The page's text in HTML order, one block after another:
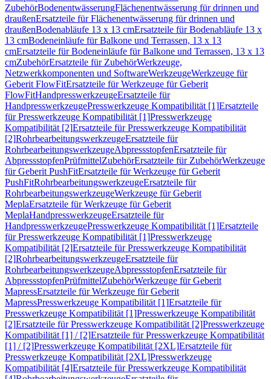
ZubehörBodenentwässerungFlächenentwässerung für drinnen und
draußenErsatzteile für Flächenentwässerung für drinnen und
draußenBodenabläufe 13 x 13 cmErsatzteile für Bodenabläufe 13 x
13 cmBodeneinläufe für Balkone und Terrassen, 13 x 13
cmErsatzteile für Bodeneinläufe für Balkone und Terrassen, 13 x 13
cmZubehörErsatzteile für ZubehörWerkzeuge,
Netzwerkkomponenten und SoftwareWerkzeugeWerkzeuge für
Geberit FlowFitErsatzteile für Werkzeuge für Geberit
FlowFitHandpresswerkzeugeErsatzteile für
HandpresswerkzeugePresswerkzeuge Kompatibilität [1]Ersatzteile
für Presswerkzeuge Kompatibilität [1]Presswerkzeuge
Kompatibilität [2]Ersatzteile für Presswerkzeuge Kompatibilität
[2]RohrbearbeitungswerkzeugeErsatzteile für
RohrbearbeitungswerkzeugeAbpressstopfenErsatzteile für
AbpressstopfenPrüfmittelZubehörErsatzteile für ZubehörWerkzeuge
für Geberit PushFitErsatzteile für Werkzeuge für Geberit
PushFitRohrbearbeitungswerkzeugeErsatzteile für
RohrbearbeitungswerkzeugeWerkzeuge für Geberit
MeplaErsatzteile für Werkzeuge für Geberit
MeplaHandpresswerkzeugeErsatzteile für
HandpresswerkzeugePresswerkzeuge Kompatibilität [1]Ersatzteile
für Presswerkzeuge Kompatibilität [1]Presswerkzeuge
Kompatibilität [2]Ersatzteile für Presswerkzeuge Kompatibilität
[2]RohrbearbeitungswerkzeugeErsatzteile für
RohrbearbeitungswerkzeugeAbpressstopfenErsatzteile für
AbpressstopfenPrüfmittelZubehörWerkzeuge für Geberit
MapressErsatzteile für Werkzeuge für Geberit
MapressPresswerkzeuge Kompatibilität [1]Ersatzteile für
Presswerkzeuge Kompatibilität [1]Presswerkzeuge Kompatibilität
[2]Ersatzteile für Presswerkzeuge Kompatibilität [2]Presswerkzeuge
Kompatibilität [1] / [2]Ersatzteile für Presswerkzeuge Kompatibilität
[1] / [2]Presswerkzeuge Kompatibilität [2XL]Ersatzteile für
Presswerkzeuge Kompatibilität [2XL]Presswerkzeuge
Kompatibilität [4]Ersatzteile für Presswerkzeuge Kompatibilität